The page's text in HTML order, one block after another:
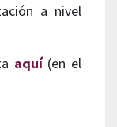
a nivel
aquí(en el